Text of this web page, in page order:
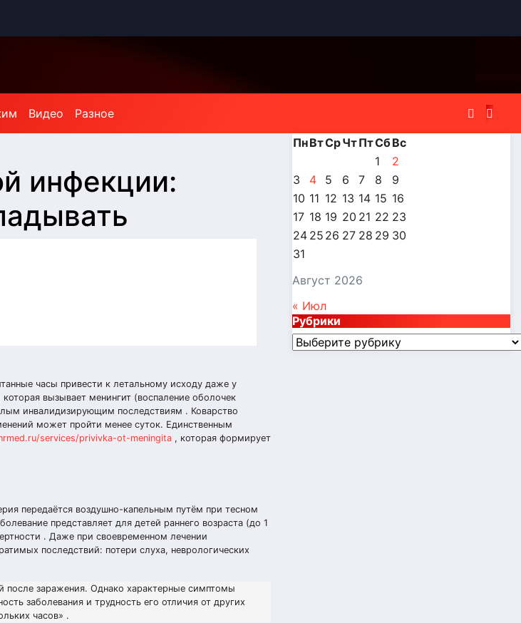
Видео Разное
инфекции:
часы привести к летальному исходу даже у
вызывает менингит (воспаление оболочек
инвалидизирующим последствиям . Коварство
может пройти менее суток. Единственным
services/privivka-ot-meningita , которая формирует
передаётся воздушно-капельным путём при тесном
представляет для детей раннего возраста (до 1
. Даже при своевременном лечении
последствий: потери слуха, неврологических
после заражения. Однако характерные симптомы
заболевания и трудность его отличия от других
часов» .
Август 2026
ПнВтСрЧтПтСбВс
1
2
3
4 5 6 7 8
9
10 11 12 13 14 15 16
17 18 19 20 21 22 23
24 25 26 27 28 29 30
31
« Июл
Рубрики
Рубрики